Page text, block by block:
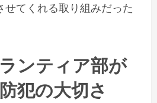
せてくれる取り組みだった
ンティア部が
犯の大切さ